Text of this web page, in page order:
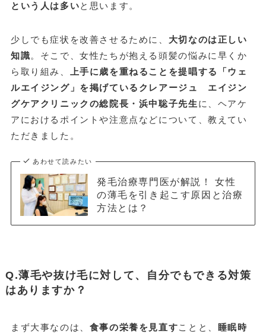
という人は多いと思います。
少しでも症状を改善させるために、 大切なのは正しい
知識。そこで、女性たちが抱える頭髪の悩みに早くか
ら取り組み、
上手に歳を重ねることを提唱する「ウェ
ルエイジング」を掲げているクレアージュ エイジン
グケアクリニックの総院長・浜中聡子先生 に、ヘアケ
アにおけるポイントや注意点などについて、教えてい
ただきました。
あわせて読みたい
発毛治療専門医が解説！ 女性
の薄毛を引き起こす原因と治療
方法とは？
Q.薄毛や抜け毛に対して、自分でもできる対策
はありますか？
まず大事なのは、 食事の栄養を見直すことと、
睡眠時